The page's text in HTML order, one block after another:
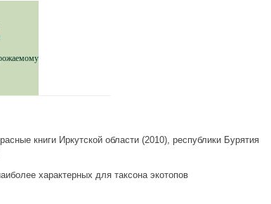
книги Иркутской области (2010), республики Бурятия
характерных для таксона экотопов